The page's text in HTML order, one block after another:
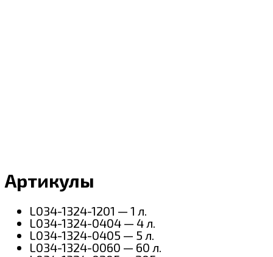
Артикулы
L034-1324-1201 — 1 л.
L034-1324-0404 — 4 л.
L034-1324-0405 — 5 л.
L034-1324-0060 — 60 л.